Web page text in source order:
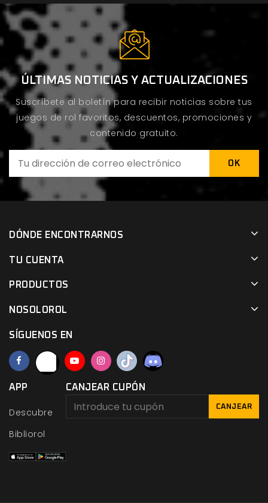
ÚLTIMAS NOTICIAS Y ACTUALIZACIONES
Suscríbete al boletín para recibir noticias sobre tus
juegos de rol favoritos, descuentos, promociones y
contenido gratuito.
DÓNDE ENCONTRARNOS
TU CUENTA
PRODUCTOS
NOSOLOROL
SÍGUENOS EN
APP
Descubre
Bibliorol
CANJEAR CUPÓN
CANJEAR